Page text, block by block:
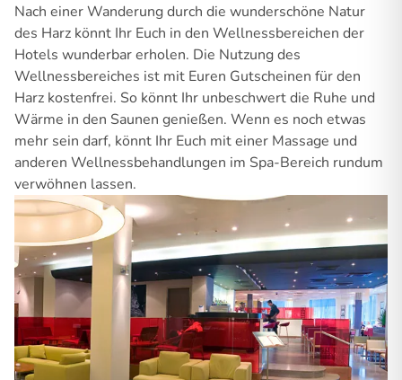
Nach einer Wanderung durch die wunderschöne Natur
des Harz könnt Ihr Euch in den Wellnessbereichen der
Hotels wunderbar erholen. Die Nutzung des
Wellnessbereiches ist mit Euren Gutscheinen für den
Harz kostenfrei. So könnt Ihr unbeschwert die Ruhe und
Wärme in den Saunen genießen. Wenn es noch etwas
mehr sein darf, könnt Ihr Euch mit einer Massage und
anderen Wellnessbehandlungen im Spa-Bereich rundum
verwöhnen lassen.